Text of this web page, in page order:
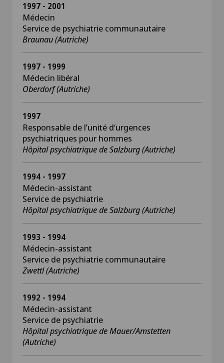
1997 - 2001
Médecin
Service de psychiatrie communautaire
Braunau (Autriche)
1997 - 1999
Médecin libéral
Oberdorf (Autriche)
1997
Responsable de l’unité d‘urgences
psychiatriques pour hommes
Hôpital psychiatrique de Salzburg (Autriche)
1994 - 1997
Médecin-assistant
Service de psychiatrie
Hôpital psychiatrique de Salzburg (Autriche)
1993 - 1994
Médecin-assistant
Service de psychiatrie communautaire
Zwettl (Autriche)
1992 - 1994
Médecin-assistant
Service de psychiatrie
Hôpital psychiatrique de Mauer/Amstetten
(Autriche)